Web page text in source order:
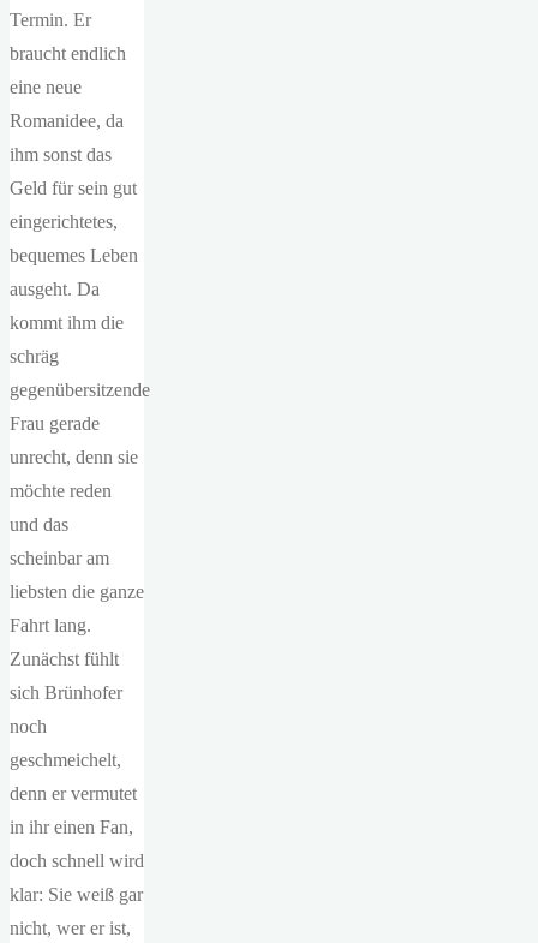
Termin. Er
braucht endlich
eine neue
Romanidee, da
ihm sonst das
Geld für sein gut
eingerichtetes,
bequemes Leben
ausgeht. Da
kommt ihm die
schräg
gegenübersitzende
Frau gerade
unrecht, denn sie
möchte reden
und das
scheinbar am
liebsten die ganze
Fahrt lang.
Zunächst fühlt
sich Brünhofer
noch
geschmeichelt,
denn er vermutet
in ihr einen Fan,
doch schnell wird
klar: Sie weiß gar
nicht, wer er ist,